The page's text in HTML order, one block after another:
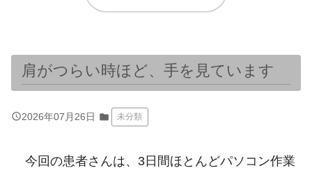
肩がつらい時ほど、手を見ています
query_builder2026年07月26日 folder 未分類
今回の患者さんは、3日間ほとんどパソコン作業